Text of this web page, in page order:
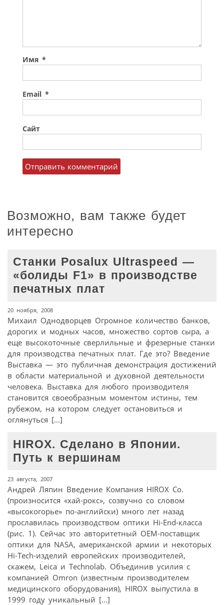
Имя *
Email *
Сайт
Возможно, вам также будет
интересно
Станки Posalux Ultraspeed —
«болиды F1» в производстве
печатных плат
20 ноября, 2008
Михаил Однодворцев Огромное количество банков,
дорогих и модных часов, множество сортов сыра, а
еще высокоточные сверлильные и фрезерные станки
для производства печатных плат. Где это? Введение
Выставка — это публичная демонстрация достижений
в области материальной и духовной деятельности
человека. Выставка для любого производителя
становится своеобразным моментом истины, тем
рубежом, на котором следует остановиться и
оглянуться […]
HIROX. Сделано в Японии.
Путь к вершинам
23 августа, 2007
Андрей Ляпин Введение Компания HIROX Со.
(произносится «хай-рокс», созвучно со словом
«высокогорье» по-английски) много лет назад
прославилась производством оптики Hi-End-класса
(рис. 1). Сейчас это авторитетный OEM-поставщик
оптики для NASA, американской армии и некоторых
Hi-Tech-изделий европейских производителей,
скажем, Leica и Technolab. Объединив усилия с
компанией Omron (известным производителем
медицинского оборудования), HIROX выпустила в
1999 году уникальный […]